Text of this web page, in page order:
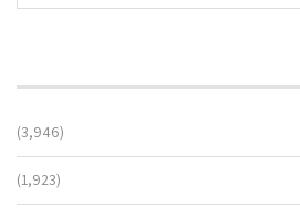
(3,946)
(1,923)